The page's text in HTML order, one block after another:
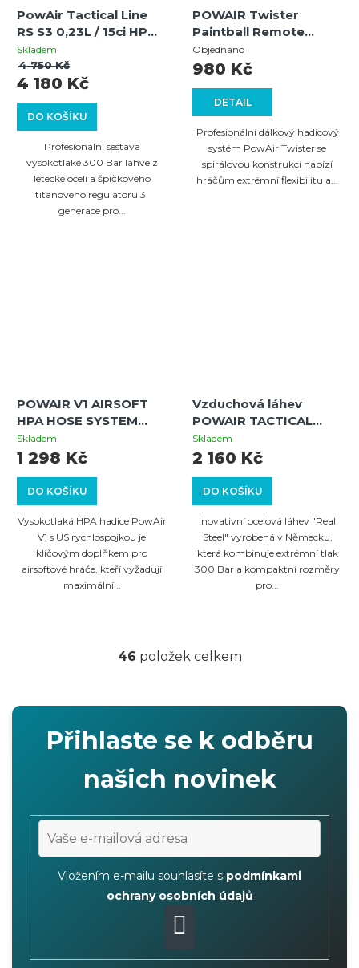
PowAir Tactical Line
RS S3 0,23L / 15ci HP
systém 300 Bar s
regulátorem
SuperMax Titan Pro
Skladem
DO KOŠÍKU
4 180 Kč
4 750 Kč
Profesionální sestava
vysokotlaké 300 Bar láhve z
letecké oceli a špičkového
titanového regulátoru 3.
generace pro...
POWAIR Twister
Paintball Remote
System (BLACK)
Objednáno
DETAIL
980 Kč
Profesionální dálkový hadicový
systém PowAir Twister se
spirálovou konstrukcí nabízí
hráčům extrémní flexibilitu a...
POWAIR V1 AIRSOFT
HPA HOSE SYSTEM
WITH US QUICK
RELEASE (BLACK)
Skladem
DO KOŠÍKU
1 298 Kč
Vysokotlaká HPA hadice PowAir
V1 s US rychlospojkou je
klíčovým doplňkem pro
airsoftové hráče, kteří vyžadují
maximální...
Vzduchová láhev
POWAIR TACTICAL
LINE RS 0,23L / 15CI
láhev 300 BAR
Skladem
DO KOŠÍKU
2 160 Kč
Inovativní ocelová láhev "Real
Steel" vyrobená v Německu,
která kombinuje extrémní tlak
300 Bar a kompaktní rozměry
pro...
O
l
d
a
c
í
p
r
v
k
y
v
ý
46 položek celkem
Přihlaste se k odběru
našich novinek
Vložením e-mailu souhlasíte s podmínkami
ochrany osobních údajů
PŘIHLÁSIT